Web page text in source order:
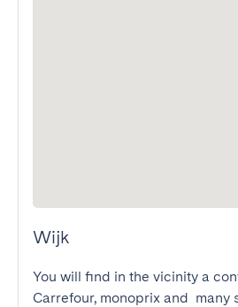
Wijk
You will find in the vicinity a
Carrefour, monoprix and  many